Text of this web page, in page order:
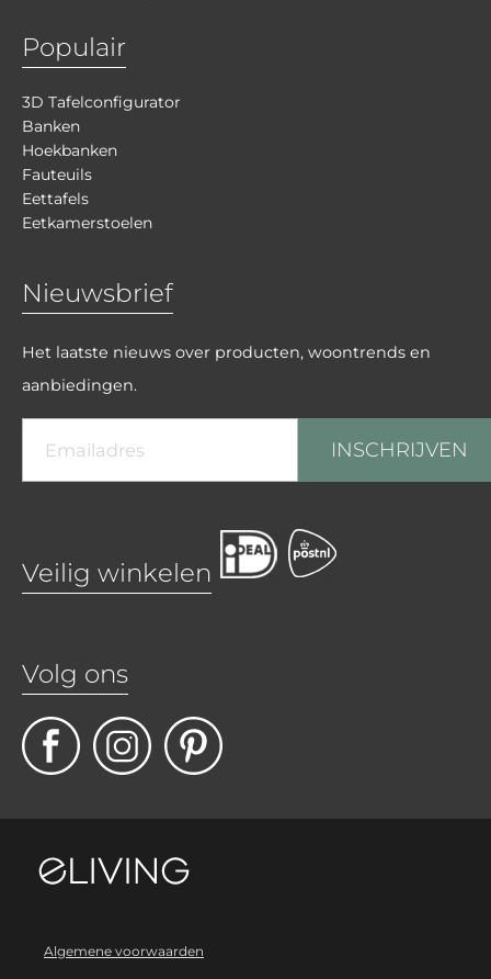
Populair
3D Tafelconfigurator
Banken
Hoekbanken
Fauteuils
Eettafels
Eetkamerstoelen
Nieuwsbrief
Het laatste nieuws over producten, woontrends en
aanbiedingen.
INSCHRIJVEN
Veilig winkelen
Volg ons
Algemene voorwaarden